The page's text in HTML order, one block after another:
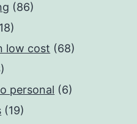
(86)
low cost (68)
personal (6)
(19)